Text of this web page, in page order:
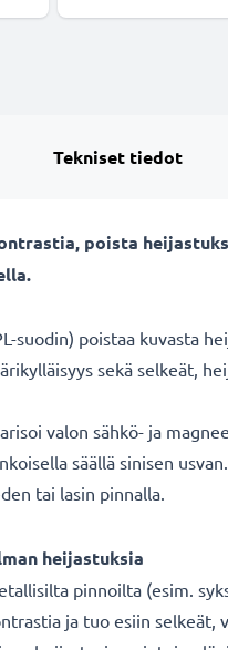
Tekniset tiedot
poista
suodin) poistaa kuvasta
sekä selkeät,
valon sähkö- ja
säällä sinisen
tai lasin pinnalla.
heijastuksia
pinnoilta (esim.
ja tuo esiin selkeät,